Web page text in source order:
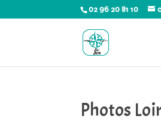
02 96 20 81 10
Photos